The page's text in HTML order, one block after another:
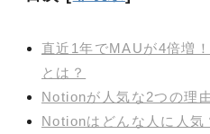
直近1年でMAUが4倍増
とは？
Notionが人気な2つの理
Notionはどんな人に人気